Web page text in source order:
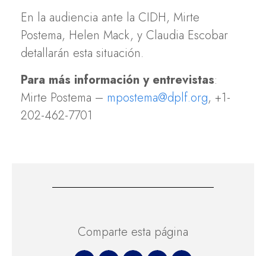
En la audiencia ante la CIDH, Mirte
Postema, Helen Mack, y Claudia Escobar
detallarán esta situación.
Para más información y entrevistas:
Mirte Postema – mpostema@dplf.org, +1-
202-462-7701
Comparte esta página